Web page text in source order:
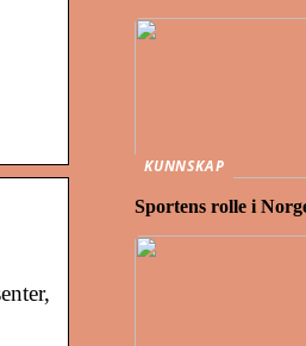
KUNNSKAP
Sportens rolle i